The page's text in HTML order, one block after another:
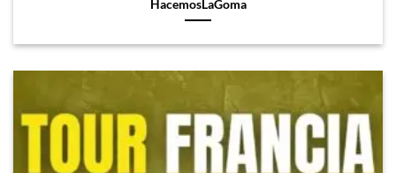
HacemosLaGoma